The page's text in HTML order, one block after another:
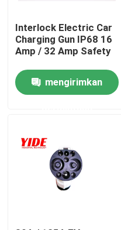
Konektor Mobil Listrik
Konektor Sepeda E
Konektor Baterai Ebike
Konektor Baterai Skuter
Interlock Electric Car
Charging Gun IP68 16
Amp / 32 Amp Safety
mengirimkan